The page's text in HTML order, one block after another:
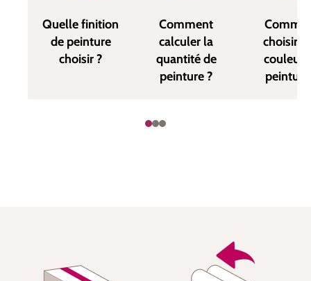
Quelle finition
de peinture
choisir ?
Comment
calculer la
quantité de
peinture ?
choisir
couleur
peinture